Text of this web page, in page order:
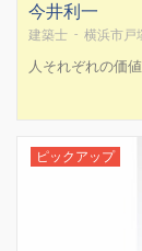
今井利一
建築士 - 横浜市戸
人それぞれの価
ピックアップ